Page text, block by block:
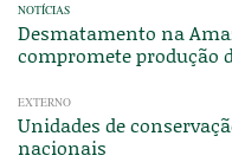
NOTÍCIAS
Desmatamento na
compromete produção
EXTERNO
Unidades de
nacionais